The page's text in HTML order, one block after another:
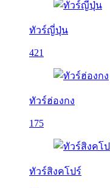
ทัวร์ญี่ปุ่น
421
ทัวร์ฮ่องกง
175
ทัวร์สิงคโปร์